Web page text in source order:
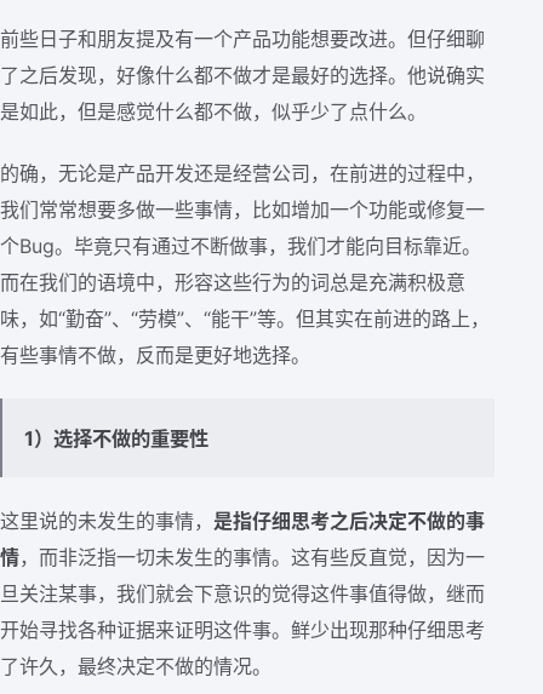
前些日子和朋友提及有一个产品功能想要改进。但仔细聊
了之后发现，好像什么都不做才是最好的选择。他说确实
是如此，但是感觉什么都不做，似乎少了点什么。
的确，无论是产品开发还是经营公司，在前进的过程中，
我们常常想要多做一些事情，比如增加一个功能或修复一
个Bug。毕竟只有通过不断做事，我们才能向目标靠近。
而在我们的语境中，形容这些行为的词总是充满积极意
味，如“勤奋”、“劳模”、“能干”等。但其实在前进的路上，
有些事情不做，反而是更好地选择。
1）选择不做的重要性
这里说的未发生的事情， 是指仔细思考之后决定不做的事
情，而非泛指一切未发生的事情。这有些反直觉，因为一
旦关注某事，我们就会下意识的觉得这件事值得做，继而
开始寻找各种证据来证明这件事。鲜少出现那种仔细思考
了许久，最终决定不做的情况。